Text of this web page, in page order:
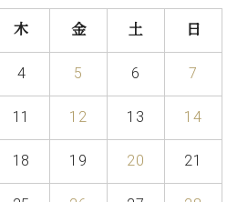
木 金 土 日
4 5 6 7
11 12 13 14
18 19 20 21